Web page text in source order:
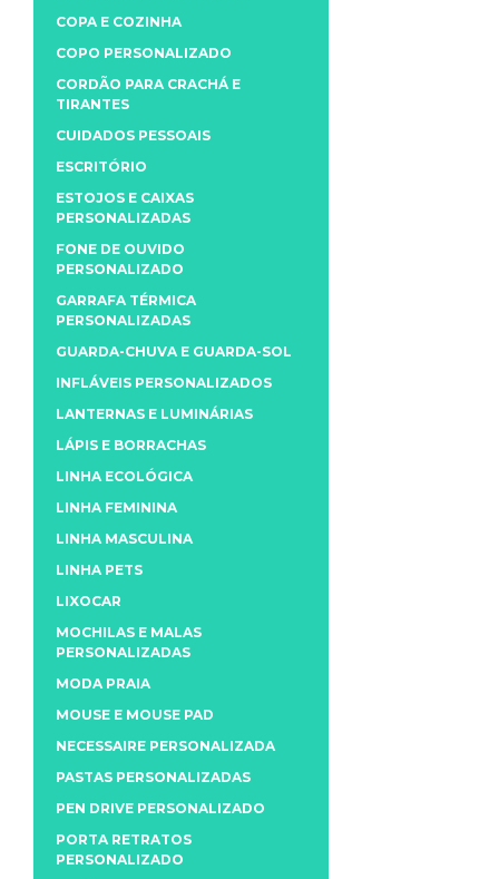
COPA E COZINHA
COPO PERSONALIZADO
CORDÃO PARA CRACHÁ E
TIRANTES
CUIDADOS PESSOAIS
ESCRITÓRIO
ESTOJOS E CAIXAS
PERSONALIZADAS
FONE DE OUVIDO
PERSONALIZADO
GARRAFA TÉRMICA
PERSONALIZADAS
GUARDA-CHUVA E GUARDA-SOL
INFLÁVEIS PERSONALIZADOS
LANTERNAS E LUMINÁRIAS
LÁPIS E BORRACHAS
LINHA ECOLÓGICA
LINHA FEMININA
LINHA MASCULINA
LINHA PETS
LIXOCAR
MOCHILAS E MALAS
PERSONALIZADAS
MODA PRAIA
MOUSE E MOUSE PAD
NECESSAIRE PERSONALIZADA
PASTAS PERSONALIZADAS
PEN DRIVE PERSONALIZADO
PORTA RETRATOS
PERSONALIZADO